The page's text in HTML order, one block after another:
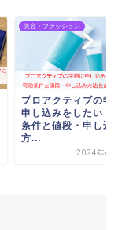
美容・ファッション
プロアクティブの学
申し込みをしたい！
条件と値段・申し込
方...
2024年4